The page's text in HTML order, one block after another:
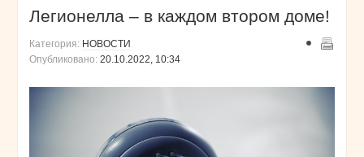
Легионелла – в каждом втором доме!
Категория: НОВОСТИ
Опубликовано: 20.10.2022, 10:34